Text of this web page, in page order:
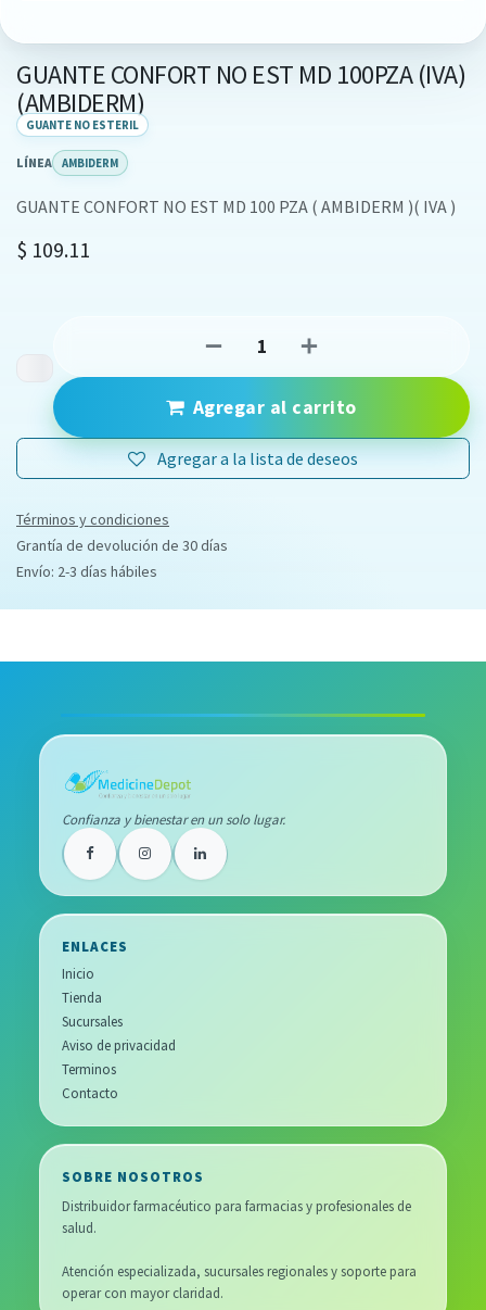
GUANTE CONFORT NO EST MD 100PZA (IVA)
(AMBIDERM)
GUANTE NO ESTERIL
LÍNEA AMBIDERM
GUANTE CONFORT NO EST MD 100 PZA ( AMBIDERM )( IVA )
$ 109.11
Agregar al carrito
Agregar a la lista de deseos
Términos y condiciones
Grantía de devolución de 30 días
Envío: 2-3 días hábiles
Confianza y bienestar en un solo lugar.
ENLACES
Inicio
Tienda
Sucursales
Aviso de privacidad
Terminos
Contacto
SOBRE NOSOTROS
Distribuidor farmacéutico para farmacias y profesionales de
salud.
Atención especializada, sucursales regionales y soporte para
operar con mayor claridad.